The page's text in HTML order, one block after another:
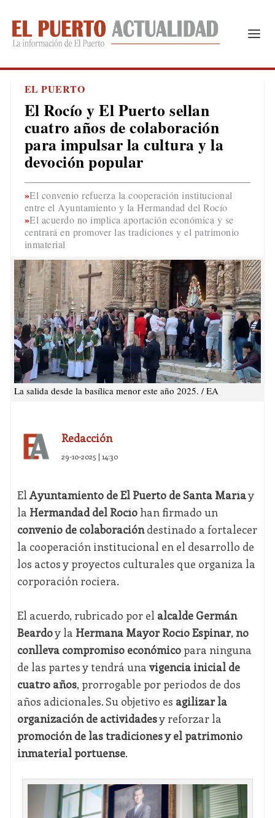
EL PUERTO
El Rocío y El Puerto sellan
cuatro años de colaboración
para impulsar la cultura y la
devoción popular
El convenio refuerza la cooperación institucional
entre el Ayuntamiento y la Hermandad del Rocío
El acuerdo no implica aportación económica y se
centrará en promover las tradiciones y el patrimonio
inmaterial
La salida desde la basílica menor este año 2025. / EA
Redacción
29-10-2025 | 14:30
El Ayuntamiento de El Puerto de Santa Maríay
la Hermandad del Rocíohan firmado un
convenio de colaboracióndestinado a fortalecer
la cooperación institucional en el desarrollo de
los actos y proyectos culturales que organiza la
corporación rociera.
El acuerdo, rubricado por el alcalde Germán
Beardoy la Hermana Mayor Rocío Espinar, no
conlleva compromiso económicopara ninguna
de las partes y tendrá una vigencia inicial de
cuatro años, prorrogable por periodos de dos
años adicionales. Su objetivo es agilizar la
organización de actividadesy reforzar la
promoción de las tradiciones y el patrimonio
inmaterial portuense.